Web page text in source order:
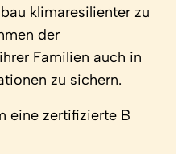
klimaresilienter zu
der
Familien auch in
zu sichern.
eine zertifizierte B